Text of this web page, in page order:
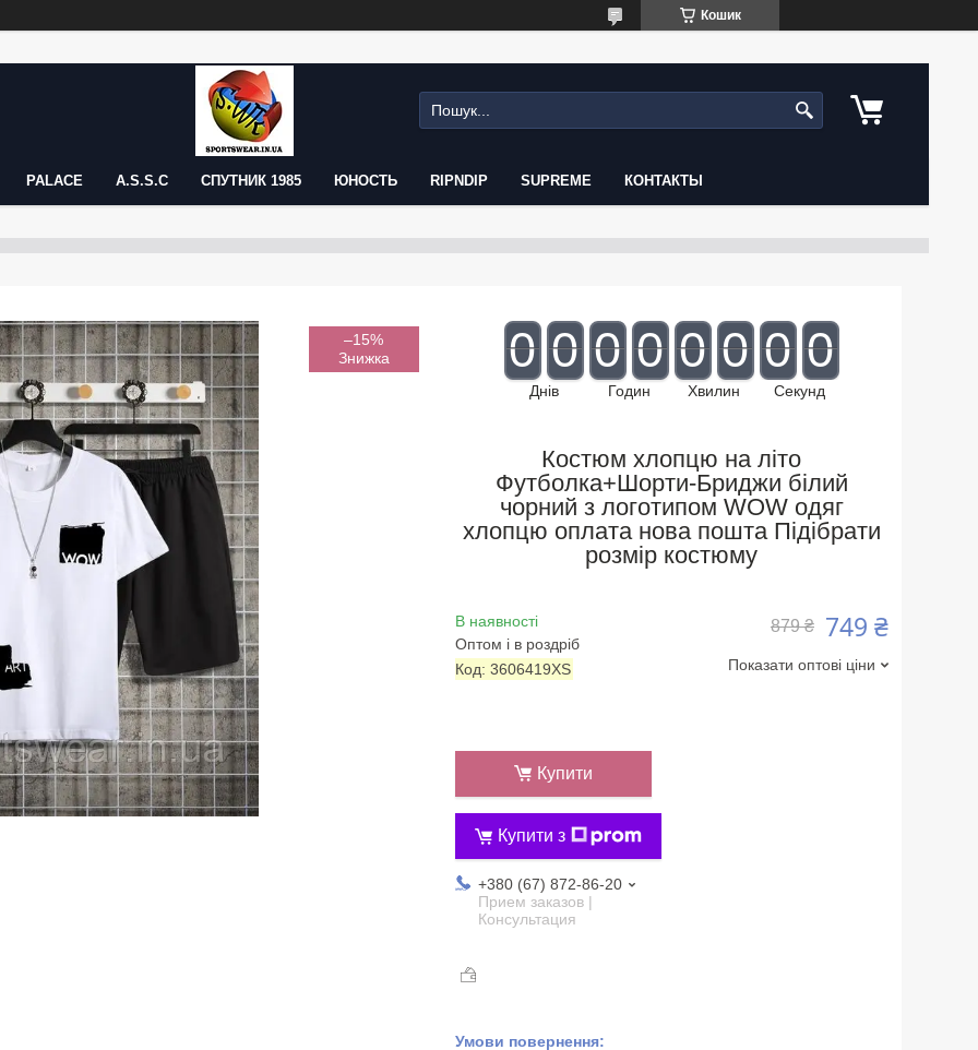
Кошик
PALACE A.S.S.C СПУТНИК 1985 ЮНОСТЬ RIPNDIP SUPREME КОНТАКТЫ
–15% 0 0
Днів
0 0
Годин
0 0
Хвилин
0 0
Секунд
Костюм хлопцю на літо
Футболка+Шорти-Бриджи білий
чорний з логотипом WOW одяг
хлопцю оплата нова пошта Підібрати
розмір костюму
В наявності
Оптом і в роздріб
Код: 3606419XS
879 ₴ 749 ₴
Показати оптові ціни
Купити
Купити з
+380 (67) 872-86-20
Прием заказов |
Консультация